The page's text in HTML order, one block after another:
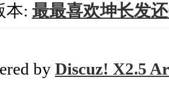
本: 最最喜欢坤长发
by Discuz! X2.5